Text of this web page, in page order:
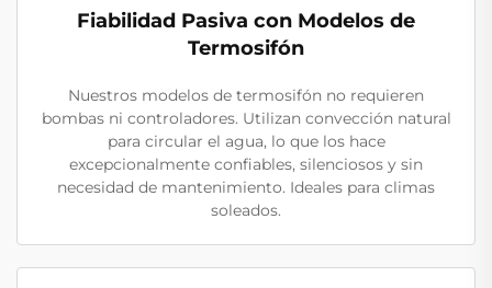
Fiabilidad Pasiva con Modelos de
Termosifón
Nuestros modelos de termosifón no requieren
bombas ni controladores. Utilizan convección natural
para circular el agua, lo que los hace
excepcionalmente confiables, silenciosos y sin
necesidad de mantenimiento. Ideales para climas
soleados.